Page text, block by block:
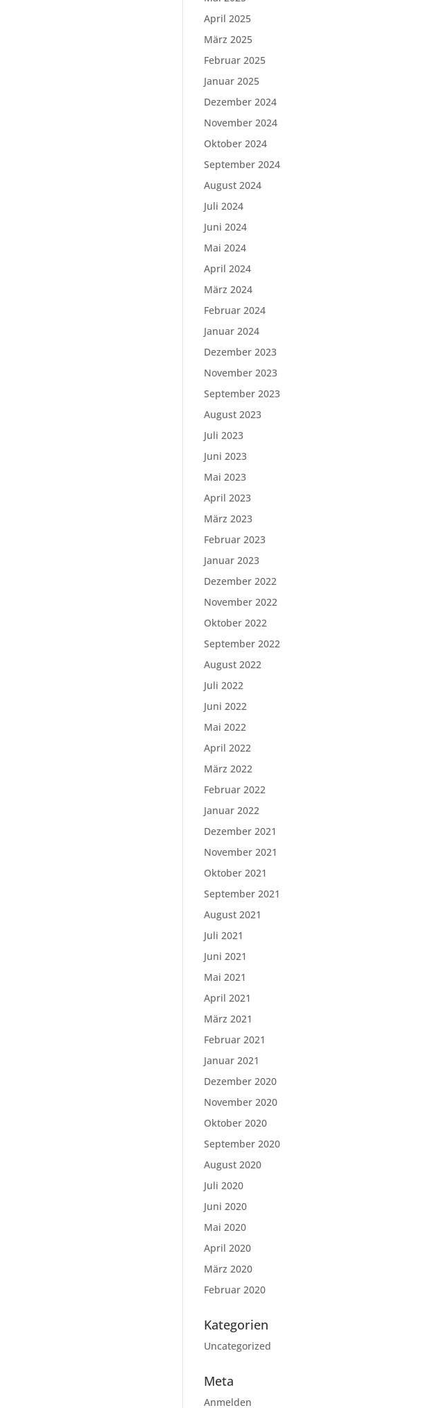
April 2025
März 2025
Februar 2025
Januar 2025
Dezember 2024
November 2024
Oktober 2024
September 2024
August 2024
Juli 2024
Juni 2024
Mai 2024
April 2024
März 2024
Februar 2024
Januar 2024
Dezember 2023
November 2023
September 2023
August 2023
Juli 2023
Juni 2023
Mai 2023
April 2023
März 2023
Februar 2023
Januar 2023
Dezember 2022
November 2022
Oktober 2022
September 2022
August 2022
Juli 2022
Juni 2022
Mai 2022
April 2022
März 2022
Februar 2022
Januar 2022
Dezember 2021
November 2021
Oktober 2021
September 2021
August 2021
Juli 2021
Juni 2021
Mai 2021
April 2021
März 2021
Februar 2021
Januar 2021
Dezember 2020
November 2020
Oktober 2020
September 2020
August 2020
Juli 2020
Juni 2020
Mai 2020
April 2020
März 2020
Februar 2020
Kategorien
Uncategorized
Meta
Anmelden